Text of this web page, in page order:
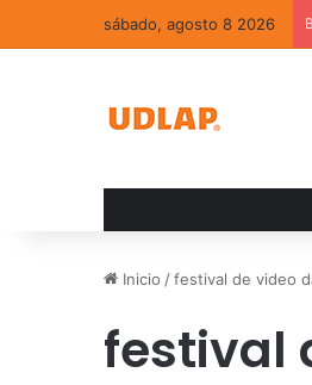
sábado, agosto 8 2026
Inicio /festival de video
festival